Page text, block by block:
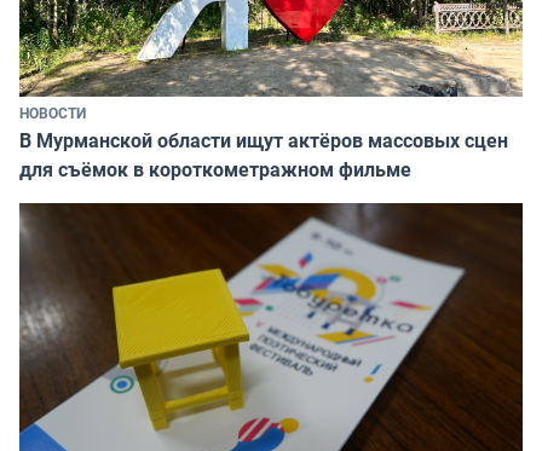
НОВОСТИ
В Мурманской области ищут актёров массовых сцен
для съёмок в короткометражном фильме